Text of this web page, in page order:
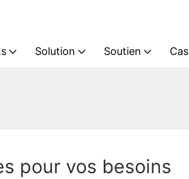
Solution Soutien Cas
pour vos besoins